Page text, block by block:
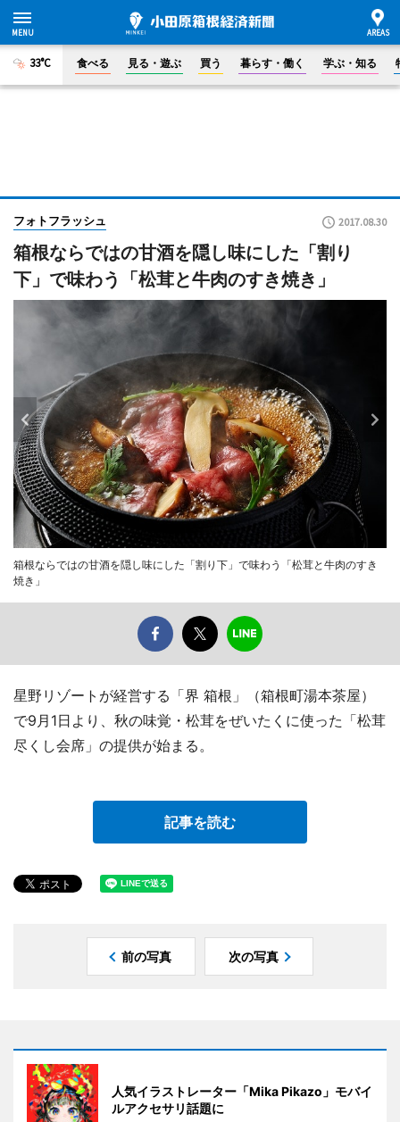
33°C 食べる 見る・遊ぶ 買う 暮らす・働く 学ぶ・知る
フォトフラッシュ 2017.08.30
箱根ならではの甘酒を隠し味にした「割り
下」で味わう「松茸と牛肉のすき焼き」
箱根ならではの甘酒を隠し味にした「割り下」で味わう「松茸と牛肉のすき
焼き」
星野リゾートが経営する「界 箱根」（箱根町湯本茶屋）
で9月1日より、秋の味覚・松茸をぜいたくに使った「松茸
尽くし会席」の提供が始まる。
記事を読む
前の写真 次の写真
人気イラストレーター「Mika Pikazo」モバイ
ルアクセサリ話題に